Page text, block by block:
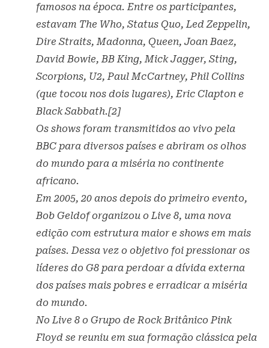
famosos na época. Entre os participantes,
estavam The Who, Status Quo, Led Zeppelin,
Dire Straits, Madonna, Queen, Joan Baez,
David Bowie, BB King, Mick Jagger, Sting,
Scorpions, U2, Paul McCartney, Phil Collins
(que tocou nos dois lugares), Eric Clapton e
Black Sabbath.[2]
Os shows foram transmitidos ao vivo pela
BBC para diversos países e abriram os olhos
do mundo para a miséria no continente
africano.
Em 2005, 20 anos depois do primeiro evento,
Bob Geldof organizou o Live 8, uma nova
edição com estrutura maior e shows em mais
países. Dessa vez o objetivo foi pressionar os
líderes do G8 para perdoar a dívida externa
dos países mais pobres e erradicar a miséria
do mundo.
No Live 8 o Grupo de Rock Britânico Pink
Floyd se reuniu em sua formação clássica pela